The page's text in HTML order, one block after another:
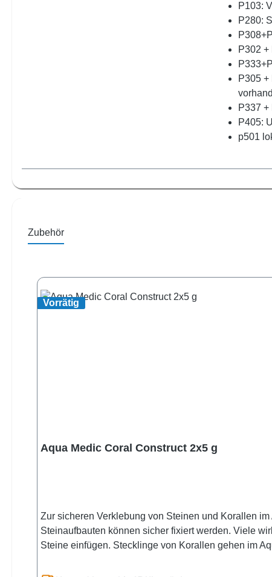
P103:
P280:
P302
P305 +
P337
P405:
p501
Zubehör
Vorrätig
Aqua Medic Coral Construct 2x5 g
Zur sicheren Verklebung von Steinen und Korallen
Steinaufbauten können sicher fixiert werden. Viele
Steine einfügen. Stecklinge von Korallen gehen im
die Hände von Kindern gelangen. Einatmen von